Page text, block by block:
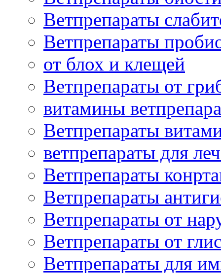
Ветпрепараты
Ветпрепараты
от блох и клещей
Ветпрепараты от
витамины
Ветпрепараты
ветпрепараты для
Ветпрепараты
Ветпрепараты
Ветпрепараты от
Ветпрепараты от
Ветпрепараты для